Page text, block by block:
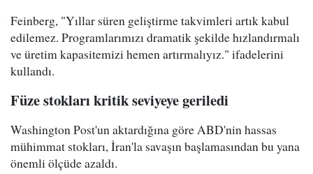
Feinberg, "Yıllar süren geliştirme takvimleri artık kabul
edilemez. Programlarımızı dramatik şekilde hızlandırmalı
ve üretim kapasitemizi hemen artırmalıyız." ifadelerini
kullandı.
Füze stokları kritik seviyeye geriledi
Washington Post'un aktardığına göre ABD'nin hassas
mühimmat stokları, İran'la savaşın başlamasından bu yana
önemli ölçüde azaldı.